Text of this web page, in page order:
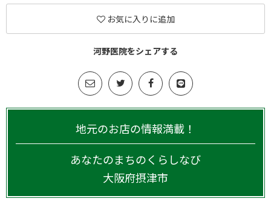
お気に入りに追加
河野医院をシェアする
地元のお店の情報満載！
あなたのまちのくらしなび
大阪府摂津市